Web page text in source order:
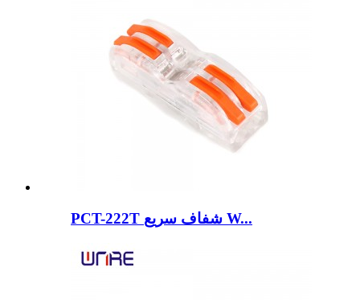
PCT-222T شفاف سریع W...